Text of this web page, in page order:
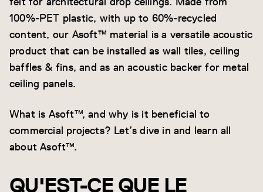
100%-PET plastic, with up to 60%-recycled
content, our Asoft™ material is a versatile acoustic
product that can be installed as wall tiles, ceiling
baffles & fins, and as an acoustic backer for metal
ceiling panels.
What is Asoft™, and why is it beneficial to
commercial projects? Let’s dive in and learn all
about Asoft™.
QU'EST-CE QUE LE